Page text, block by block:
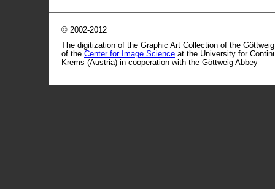
© 2002-2012
The digitization of the Graphic Art Collection of the
of the Center for Image Science at the University for
Krems (Austria) in cooperation with the Göttweig Abbey